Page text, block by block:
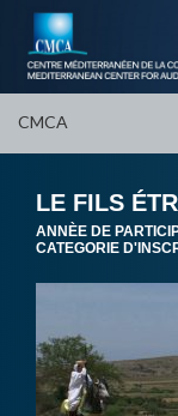
CMCA
LE FILS
ANNÈE DE
CATEGORIE